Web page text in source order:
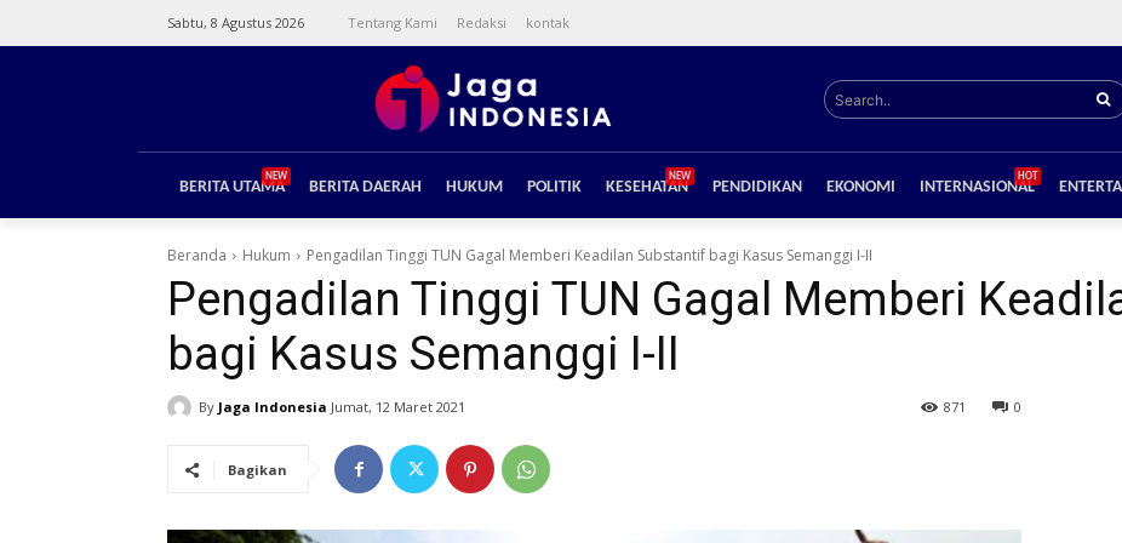
Sabtu, 8 Agustus 2026 Tentang Kami Redaksi kontak
Search..
BERITA UTAMA
NEW
BERITA DAERAH HUKUM POLITIK KESEHATAN
NEW
PENDIDIKAN EKONOMI INTERNASIONAL
HOT
Beranda Hukum Pengadilan Tinggi TUN Gagal Memberi Keadilan Substantif bagi Kasus Semanggi I-II
Pengadilan Tinggi TUN Gagal Memberi
bagi Kasus Semanggi I-II
By Jaga Indonesia Jumat, 12 Maret 2021 0
871
Bagikan